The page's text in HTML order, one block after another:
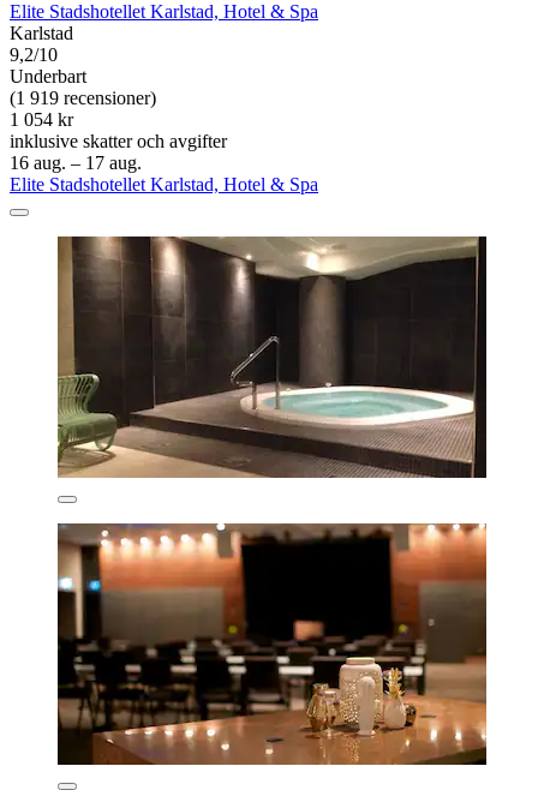
Elite Stadshotellet Karlstad, Hotel & Spa
Karlstad
9,2/10
Underbart
(1 919 recensioner)
1 054 kr
inklusive skatter och avgifter
16 aug. – 17 aug.
Elite Stadshotellet Karlstad, Hotel & Spa